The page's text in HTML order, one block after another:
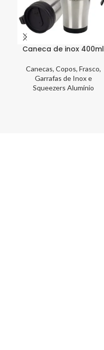
Caneca de inox 400ml
Canecas, Copos, Frasco,
Garrafas de Inox e
Squeezers Alumínio